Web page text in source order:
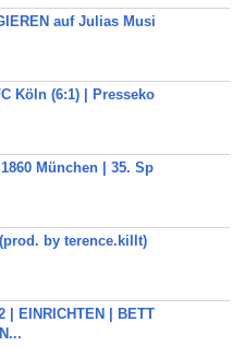
auf Julias Musi
Köln (6:1) | Presseko
München | 35. Sp
by terence.killt)
| EINRICHTEN | BETT